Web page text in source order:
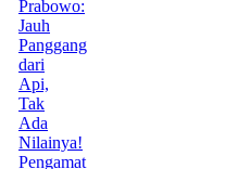
Prabowo:
Jauh
Panggang
dari
Api,
Tak
Ada
Nilainya!
Pengamat